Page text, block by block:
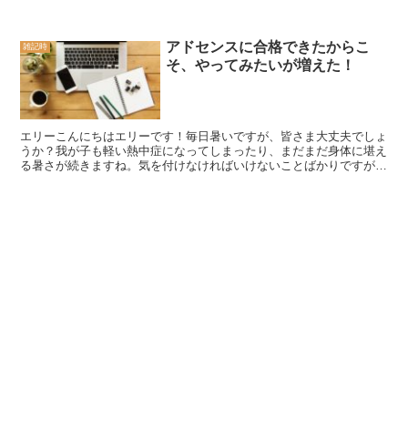
雑記時
アドセンスに合格できたからこ
そ、やってみたいが増えた！
エリーこんにちはエリーです！毎日暑いですが、皆さま大丈夫でしょ
うか？我が子も軽い熱中症になってしまったり、まだまだ身体に堪え
る暑さが続きますね。気を付けなければいけないことばかりですが、